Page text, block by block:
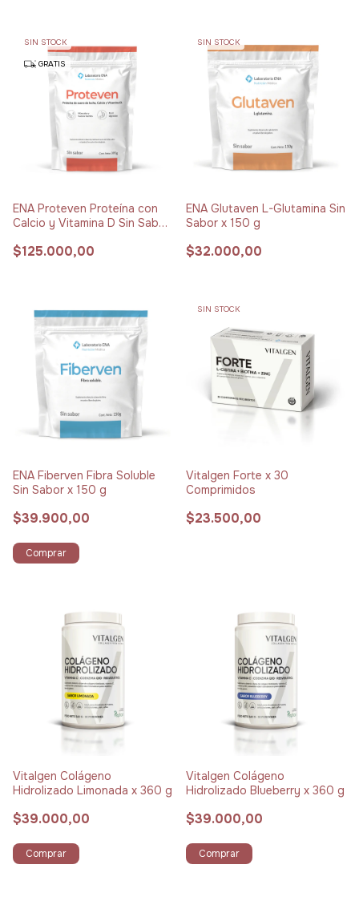
SIN STOCK
GRATIS
ENA Proteven Proteína con
Calcio y Vitamina D Sin Sabor
$125.000,00
SIN STOCK
ENA Glutaven L-Glutamina Sin
Sabor x 150 g
$32.000,00
ENA Fiberven Fibra Soluble
Sin Sabor x 150 g
$39.900,00
Comprar
SIN STOCK
Vitalgen Forte x 30
Comprimidos
$23.500,00
Vitalgen Colágeno
Hidrolizado Limonada x 360 g
$39.000,00
Comprar
Vitalgen Colágeno
Hidrolizado Blueberry x 360 g
$39.000,00
Comprar